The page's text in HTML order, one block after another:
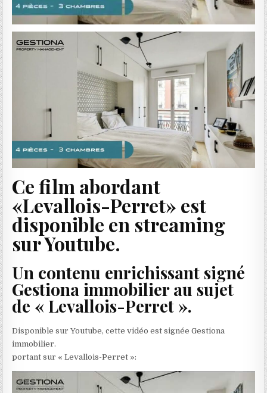
Ce film abordant
«Levallois-Perret» est
disponible en streaming
sur Youtube.
Un contenu enrichissant signé
Gestiona immobilier au sujet
de « Levallois-Perret ».
Disponible sur Youtube, cette vidéo est signée Gestiona
immobilier.
portant sur « Levallois-Perret »: